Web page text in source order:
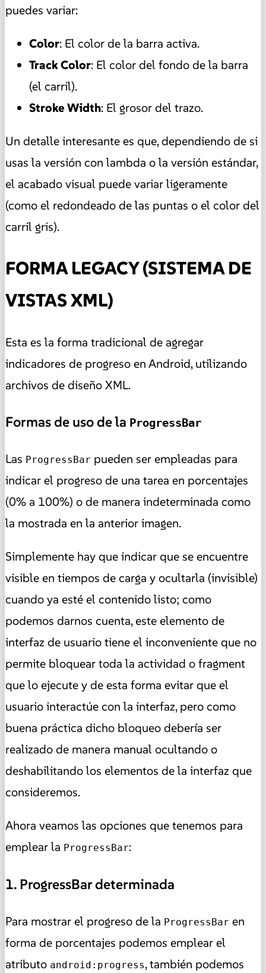
puedes variar:
Color: El color de la barra activa.
Track Color: El color del fondo de la barra
(el carril).
Stroke Width: El grosor del trazo.
Un detalle interesante es que, dependiendo de si
usas la versión con lambda o la versión estándar,
el acabado visual puede variar ligeramente
(como el redondeado de las puntas o el color del
carril gris).
FORMA LEGACY (SISTEMA DE
VISTAS XML)
Esta es la forma tradicional de agregar
indicadores de progreso en Android, utilizando
archivos de diseño XML.
Formas de uso de la ProgressBar
Las ProgressBar pueden ser empleadas para
indicar el progreso de una tarea en porcentajes
(0% a 100%) o de manera indeterminada como
la mostrada en la anterior imagen.
Simplemente hay que indicar que se encuentre
visible en tiempos de carga y ocultarla (invisible)
cuando ya esté el contenido listo; como
podemos darnos cuenta, este elemento de
interfaz de usuario tiene el inconveniente que no
permite bloquear toda la actividad o fragment
que lo ejecute y de esta forma evitar que el
usuario interactúe con la interfaz, pero como
buena práctica dicho bloqueo debería ser
realizado de manera manual ocultando o
deshabilitando los elementos de la interfaz que
consideremos.
Ahora veamos las opciones que tenemos para
emplear la ProgressBar:
1. ProgressBar determinada
Para mostrar el progreso de la ProgressBar en
forma de porcentajes podemos emplear el
atributo android:progress, también podemos